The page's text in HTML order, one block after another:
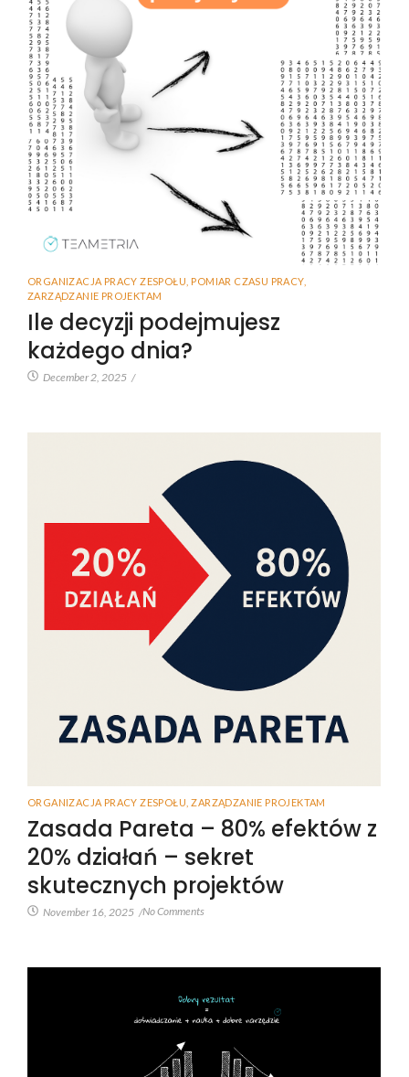
ORGANIZACJA PRACY ZESPOŁU POMIAR CZASU PRACY,
ZARZĄDZANIE PROJEKTAM
Ile decyzji podejmujesz
każdego dnia?
December 2, 2025 /
ORGANIZACJA PRACY ZESPOŁU ZARZĄDZANIE PROJEKTAM
Zasada Pareta – 80% efektów z
20% działań – sekret
skutecznych projektów
November 16, 2025 /No Comments